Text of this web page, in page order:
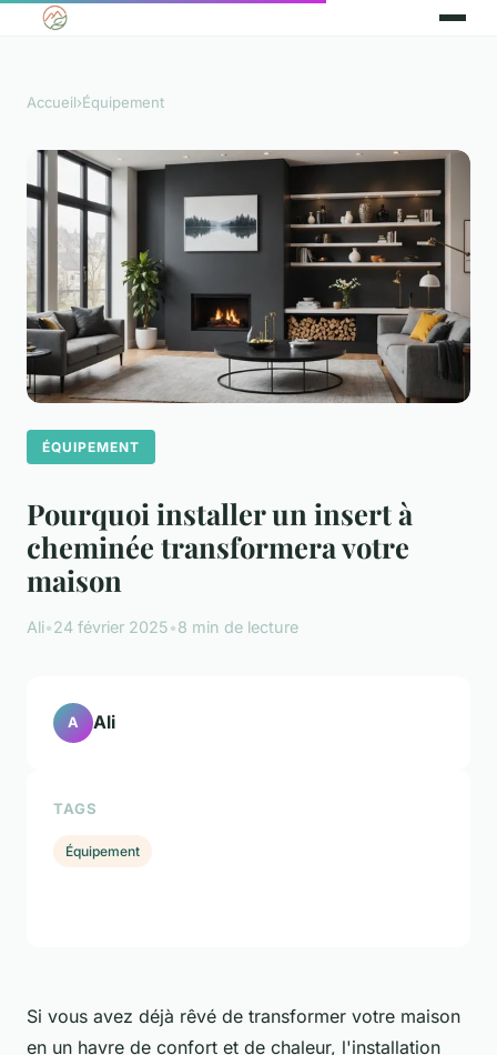
Accueil›Équipement
ÉQUIPEMENT
Pourquoi installer un insert à
cheminée transformera votre
maison
Ali•24 février 2025•8 min de lecture
Si vous avez déjà rêvé de transformer votre maison
en un havre de confort et de chaleur, l'installation
A Ali
TAGS
Équipement